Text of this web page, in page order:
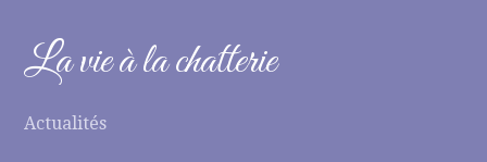
La vie à la chatterie
Actualités